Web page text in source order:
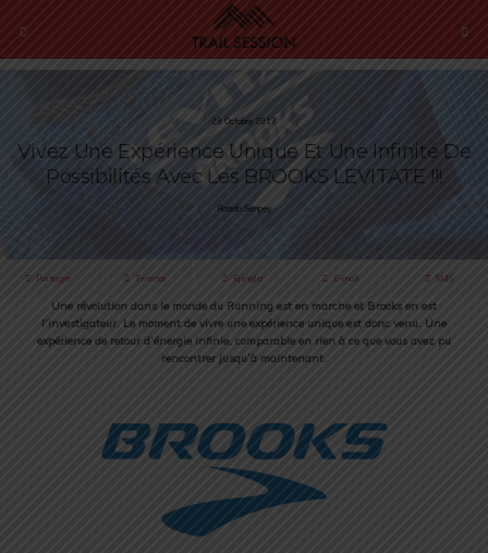
29 Octobre 2017
Vivez Une Expérience Unique Et Une Infinité De
Possibilités Avec Les BROOKS LEVITATE !!!
Romain Sempey
Partager Tweeter Épingler E-mail SMS
Une révolution dans le monde du Running est en marche et Brooks en est
l’investigateur. Le moment de vivre une expérience unique est donc venu. Une
expérience de retour d’énergie infinie, comparable en rien à ce que vous avez pu
rencontrer jusqu’à maintenant.